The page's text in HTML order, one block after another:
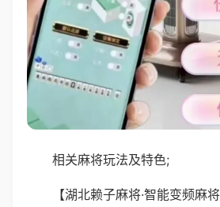
相关麻将玩法及特色;
【湖北赖子麻将·智能变频麻